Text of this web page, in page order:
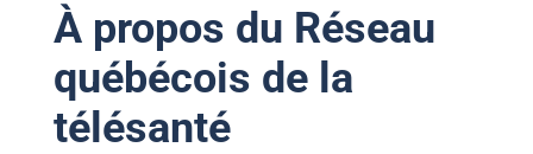
À propos du Réseau
québécois de la
télésanté